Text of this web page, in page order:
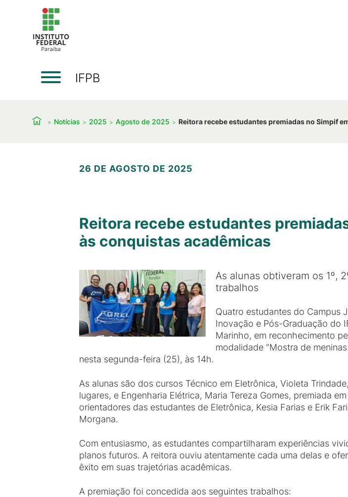
IFPB
Notícias 2025 Agosto de 2025 Reitora recebe estudantes premiadas no Simpif
26 DE AGOSTO DE 2025
Reitora recebe estudantes
às conquistas acadêmicas
As alunas obtiveram os 1º,
trabalhos
Quatro estudantes do Campus
Inovação e Pós-Graduação do
Marinho, em reconhecimento
modalidade "Mostra de
nesta segunda-feira (25), às 14h.
As alunas são dos cursos Técnico em Eletrônica, Violeta
lugares, e Engenharia Elétrica, Maria Tereza Gomes, premiada
orientadores das estudantes de Eletrônica, Kesia Farias e Erik
Morgana.
Com entusiasmo, as estudantes compartilharam experiências
planos futuros. A reitora ouviu atentamente cada uma delas e
êxito em suas trajetórias acadêmicas.
A premiação foi concedida aos seguintes trabalhos: